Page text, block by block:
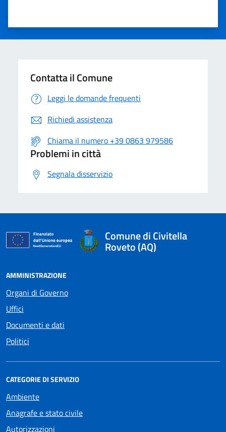
Contatta il Comune
Leggi le domande frequenti
Richiedi assistenza
Chiama il numero +39 0863 979586
Problemi in città
Segnala disservizio
Comune di Civitella
Roveto (AQ)
AMMINISTRAZIONE
Organi di Governo
Uffici
Documenti e dati
Politici
CATEGORIE DI SERVIZIO
Ambiente
Anagrafe e stato civile
Autorizzazioni